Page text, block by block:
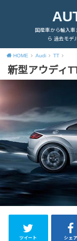
国産車から輸入
ら 過去モデ
HOME Audi TT
新型アウディ
ツイート シェア